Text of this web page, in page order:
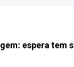
espera tem